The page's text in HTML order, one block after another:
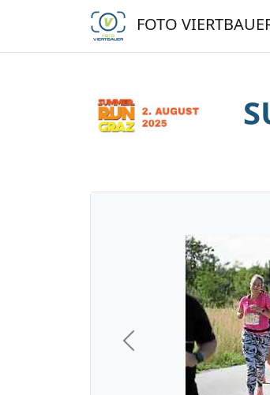
FOTO
Previous